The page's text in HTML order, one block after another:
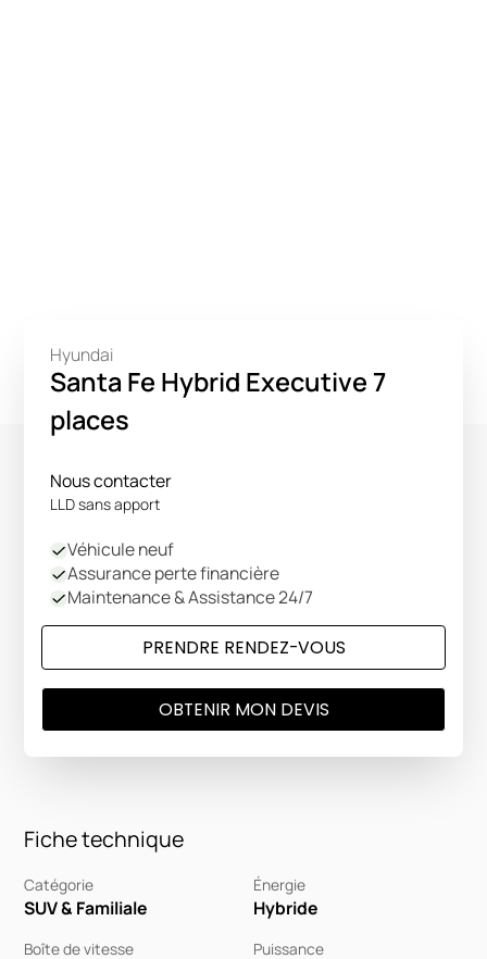
Fiche technique
Catégorie
SUV & Familiale
Énergie
Hybride
Boîte de vitesse Puissance
Hyundai
Santa Fe Hybrid Executive 7
places
Nous contacter
LLD sans apport
Véhicule neuf
Assurance perte financière
Maintenance & Assistance 24/7
PRENDRE RENDEZ-VOUS
OBTENIR MON DEVIS